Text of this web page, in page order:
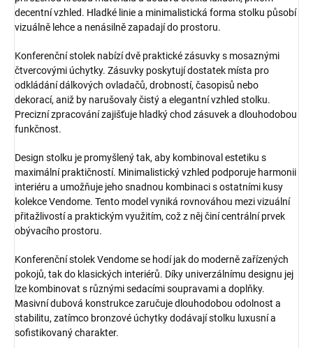
decentní vzhled. Hladké linie a minimalistická forma stolku působí
vizuálně lehce a nenásilně zapadají do prostoru.
Konferenční stolek nabízí dvě praktické zásuvky s mosaznými
čtvercovými úchytky. Zásuvky poskytují dostatek místa pro
odkládání dálkových ovladačů, drobností, časopisů nebo
dekorací, aniž by narušovaly čistý a elegantní vzhled stolku.
Precizní zpracování zajišťuje hladký chod zásuvek a dlouhodobou
funkčnost.
Design stolku je promyšlený tak, aby kombinoval estetiku s
maximální praktičností. Minimalistický vzhled podporuje harmonii
interiéru a umožňuje jeho snadnou kombinaci s ostatními kusy
kolekce Vendome. Tento model vyniká rovnováhou mezi vizuální
přitažlivostí a praktickým využitím, což z něj činí centrální prvek
obývacího prostoru.
Konferenční stolek Vendome se hodí jak do moderně zařízených
pokojů, tak do klasických interiérů. Díky univerzálnímu designu jej
lze kombinovat s různými sedacími soupravami a doplňky.
Masivní dubová konstrukce zaručuje dlouhodobou odolnost a
stabilitu, zatímco bronzové úchytky dodávají stolku luxusní a
sofistikovaný charakter.